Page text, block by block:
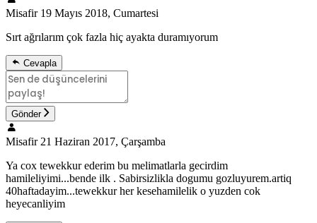
Misafir 19 Mayıs 2018, Cumartesi
Sırt ağrılarım çok fazla hiç ayakta duramıyorum
Cevapla
Gönder
Misafir 21 Haziran 2017, Çarşamba
Ya cox tewekkur ederim bu melimatlarla gecirdim
hamileliyimi...bende ilk . Sabirsizlikla dogumu gozluyurem.artiq
40haftadayim...tewekkur her kesehamilelik o yuzden cok
heyecanliyim